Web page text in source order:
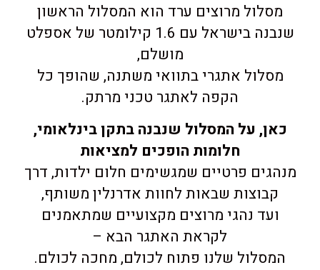
מסלול מרוצים ערד הוא המסלול הראשון
שנבנה בישראל עם 1.6 קילומטר של אספלט
מושלם,
מסלול אתגרי בתוואי משתנה, שהופך כל
הקפה לאתגר טכני מרתק.
כאן, על המסלול שנבנה בתקן בינלאומי,
חלומות הופכים למציאות
מנהגים פרטיים שמגשימים חלום ילדות, דרך
קבוצות שבאות לחוות אדרנלין משותף,
ועד נהגי מרוצים מקצועיים שמתאמנים
לקראת האתגר הבא –
המסלול שלנו פתוח לכולם, מחכה לכולם.